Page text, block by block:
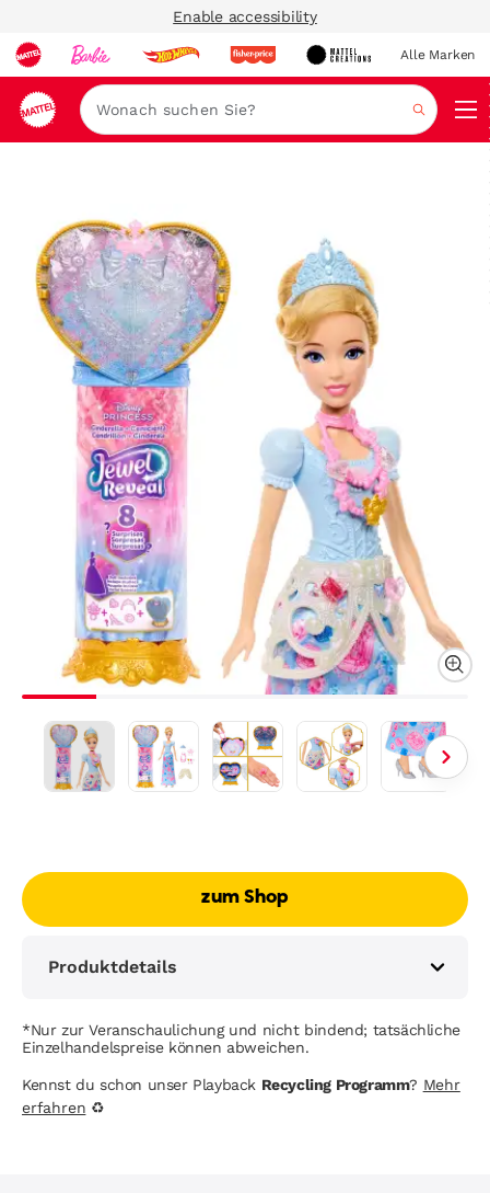
Enable accessibility
Alle Marken
Suche
zum Shop
Produktdetails
*Nur zur Veranschaulichung und nicht bindend; tatsächliche
Einzelhandelspreise können abweichen.
Kennst du schon unser Playback Recycling Programm? Mehr
erfahren ♻